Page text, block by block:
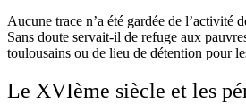
Aucune trace n’a été gardée de l’activité
Sans doute servait-il de refuge aux
toulousains ou de lieu de détention pour
Le XVIème siècle et les